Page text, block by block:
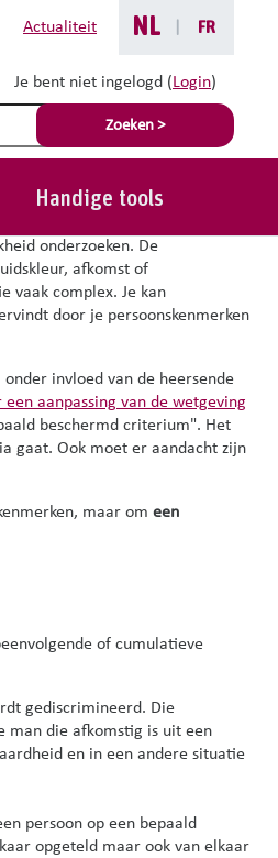
Actualiteit NL FR
Je bent niet ingelogd (Login)
Zoeken >
Handige tools
onderzoeken. De
afkomst of
vaak complex. Je kan
door je persoonskenmerken
invloed van de heersende
aanpassing van de wetgeving
beschermd criterium". Het
gaat. Ook moet er aandacht zijn
maar om een
of cumulatieve
gediscrimineerd. Die
man die afkomstig is uit een
en in een andere situatie
persoon op een bepaald
opgeteld maar ook van elkaar